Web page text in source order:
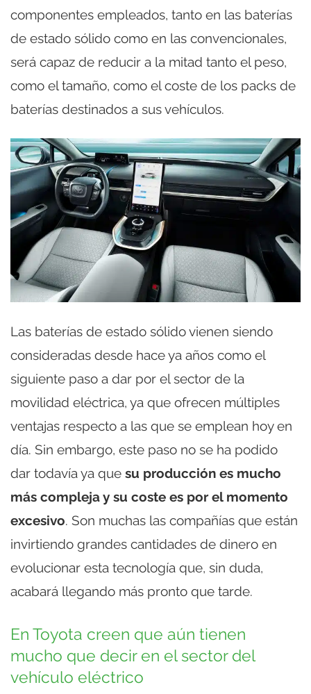
componentes empleados, tanto en las baterías
de estado sólido como en las convencionales,
será capaz de reducir a la mitad tanto el peso,
como el tamaño, como el coste de los packs de
baterías destinados a sus vehículos.
Las baterías de estado sólido vienen siendo
consideradas desde hace ya años como el
siguiente paso a dar por el sector de la
movilidad eléctrica, ya que ofrecen múltiples
ventajas respecto a las que se emplean hoy en
día. Sin embargo, este paso no se ha podido
dar todavía ya que su producción es mucho
más compleja y su coste es por el momento
excesivo. Son muchas las compañías que están
invirtiendo grandes cantidades de dinero en
evolucionar esta tecnología que, sin duda,
acabará llegando más pronto que tarde.
En Toyota creen que aún tienen
mucho que decir en el sector del
vehículo eléctrico